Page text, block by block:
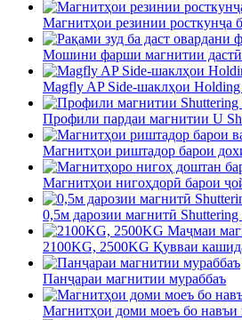
Магнитҳои резинии росткунҷа
Мошини фарши магнитии дастӣ
Magfly AP Side-шаклҳои Holding
Профили пардаи магнитии U
Магнитҳои риштадор барои
Магнитҳои нигоҳдорӣ барои
0,5м дарозии магнитӣ
2100KG, 2500KG Қувваи
Панҷараи магнитии мураббаъ
Магнитҳои доми моеъ бо навъи